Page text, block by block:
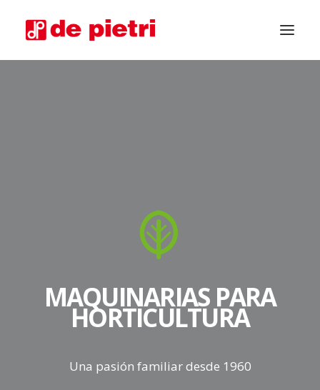
SOLICITA ASESORAMIENTO
MAQUINARIAS PARA
HORTICULTURA
Una pasión familiar desde 1960